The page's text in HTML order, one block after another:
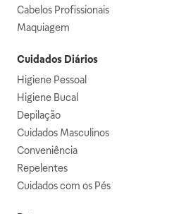
Cabelos Profissionais
Maquiagem
Cuidados Diários
Higiene Pessoal
Higiene Bucal
Depilação
Cuidados Masculinos
Conveniência
Repelentes
Cuidados com os Pés